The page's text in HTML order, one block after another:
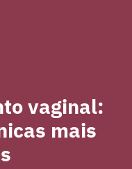
vaginal:
mais